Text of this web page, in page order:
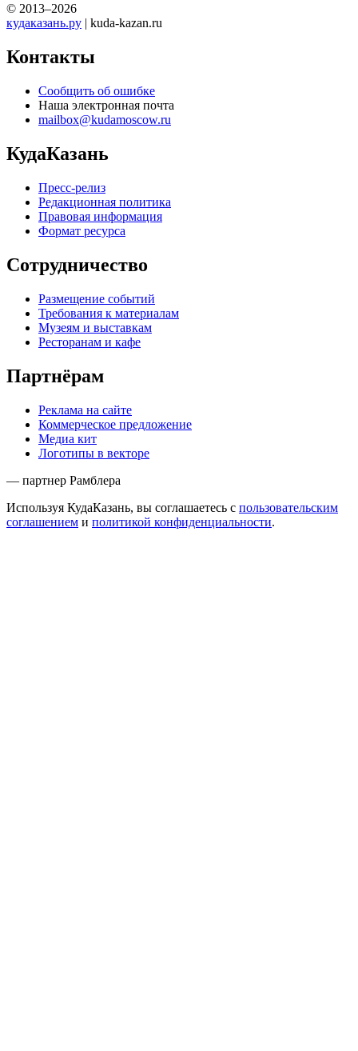
© 2013–2026
кудаказань.ру | kuda-kazan.ru
Контакты
Сообщить об ошибке
Наша электронная почта
mailbox@kudamoscow.ru
КудаКазань
Пресс-релиз
Редакционная политика
Правовая информация
Формат ресурса
Сотрудничество
Размещение событий
Требования к материалам
Музеям и выставкам
Ресторанам и кафе
Партнёрам
Реклама на сайте
Коммерческое предложение
Медиа кит
Логотипы в векторе
— партнер Рамблера
Используя КудаКазань, вы соглашаетесь с пользовательским
соглашением и политикой конфиденциальности.